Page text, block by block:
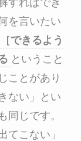
を言いたい
できるよう
ということ
ことがあり
ない」とい
同じです。
てこない」